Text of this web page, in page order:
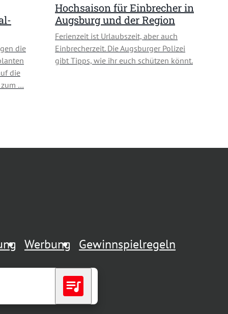
die
die
zum …
Hochsaison für Einbrecher in
Augsburg und der Region
Ferienzeit ist Urlaubszeit, aber auch
Einbrecherzeit. Die Augsburger Polizei
gibt Tipps, wie ihr euch schützen könnt.
Werbung Gewinnspielregeln
queue_music